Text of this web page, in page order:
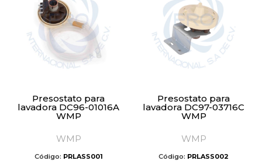
Presostato para
lavadora DC96-01016A
WMP
WMP
Código: PRLASS001
Presostato para
lavadora DC97-03716C
WMP
WMP
Código: PRLASS002